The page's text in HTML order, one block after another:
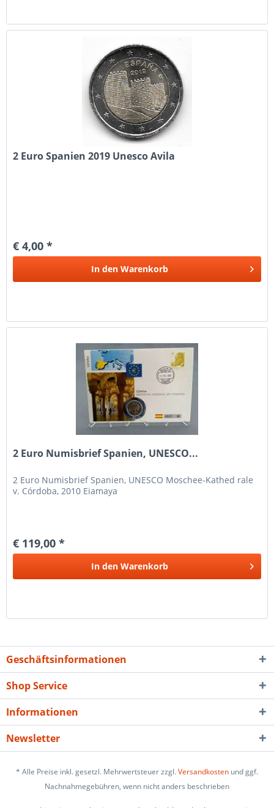
2 Euro Spanien 2019 Unesco Avila
€ 4,00 *
In den Warenkorb
2 Euro Numisbrief Spanien, UNESCO...
2 Euro Numisbrief Spanien, UNESCO Moschee-Kathed rale
v. Córdoba, 2010 Eiamaya
€ 119,00 *
In den Warenkorb
Geschäftsinformationen
Shop Service
Informationen
Newsletter
* Alle Preise inkl. gesetzl. Mehrwertsteuer zzgl.Versandkosten und ggf.
Nachnahmegebühren, wenn nicht anders beschrieben